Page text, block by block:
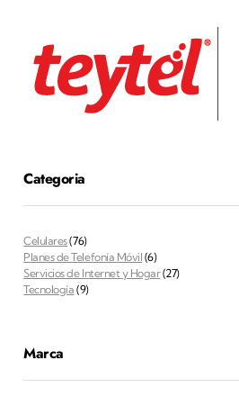
Categoria
Celulares(76)
Planes de Telefonía Móvil (6)
Servicios de Internet y Hogar(27)
Tecnología (9)
Marca